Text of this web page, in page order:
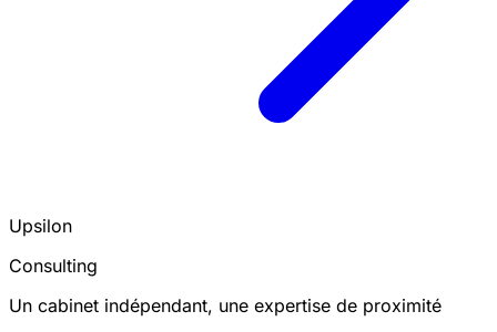
Upsilon
Consulting
Un cabinet indépendant, une expertise de proximité